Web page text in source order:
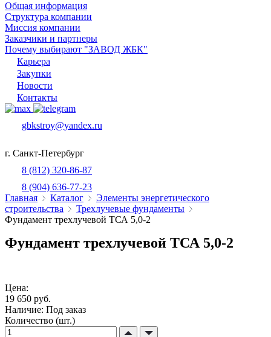
Общая информация
Структура компании
Миссия компании
Заказчики и партнеры
Почему выбирают "ЗАВОД ЖБК"
Карьера
Закупки
Новости
Контакты
gbkstroy@yandex.ru
г. Санкт-Петербург
8 (812) 320-86-87
8 (904) 636-77-23
Главная
Каталог
Элементы энергетического
строительства
Трехлучевые фундаменты
Фундамент трехлучевой ТСА 5,0-2
Фундамент трехлучевой ТСА 5,0-2
Цена:
19 650 руб.
Наличие: Под заказ
Количество (шт.)